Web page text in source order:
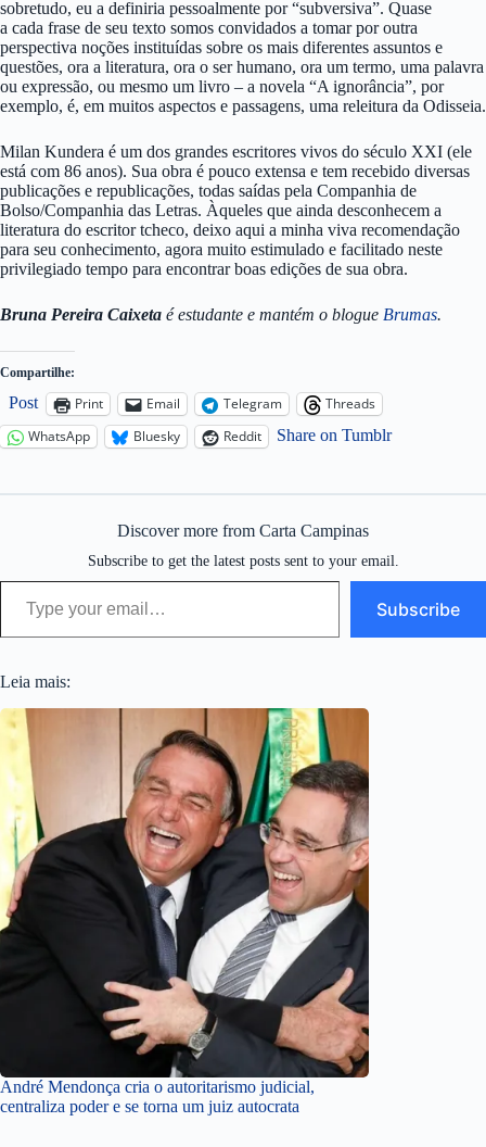
sobretudo, eu a definiria pessoalmente por “subversiva”. Quase
a cada frase de seu texto somos convidados a tomar por outra
perspectiva noções instituídas sobre os mais diferentes assuntos e
questões, ora a literatura, ora o ser humano, ora um termo, uma palavra
ou expressão, ou mesmo um livro – a novela “A ignorância”, por
exemplo, é, em muitos aspectos e passagens, uma releitura da Odisseia.
Milan Kundera é um dos grandes escritores vivos do século XXI (ele
está com 86 anos). Sua obra é pouco extensa e tem recebido diversas
publicações e republicações, todas saídas pela Companhia de
Bolso/Companhia das Letras. Àqueles que ainda desconhecem a
literatura do escritor tcheco, deixo aqui a minha viva recomendação
para seu conhecimento, agora muito estimulado e facilitado neste
privilegiado tempo para encontrar boas edições de sua obra.
Bruna Pereira Caixeta é estudante e mantém o blogue Brumas.
Compartilhe:
Post Print Email Telegram
Threads
WhatsApp
Bluesky Reddit Share on Tumblr
Discover more from Carta Campinas
Subscribe to get the latest posts sent to your email.
Type your email…
Subscribe
Leia mais:
André Mendonça cria o autoritarismo judicial,
centraliza poder e se torna um juiz autocrata